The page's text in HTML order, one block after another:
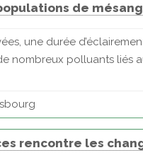
de
une durée
nombreux polluants liés
rencontre les